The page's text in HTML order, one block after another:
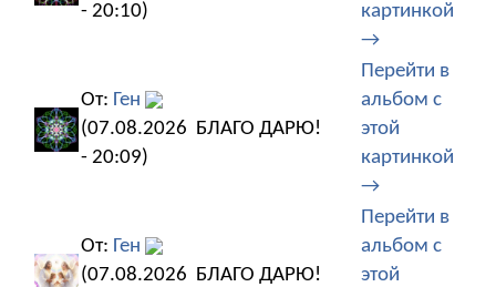
- 20:10)
картинкой
→
От: Ген
(07.08.2026
- 20:09)
БЛАГО ДАРЮ!
Перейти в
альбом с
этой
картинкой
→
От: Ген
(07.08.2026 БЛАГО ДАРЮ!
Перейти в
альбом с
этой